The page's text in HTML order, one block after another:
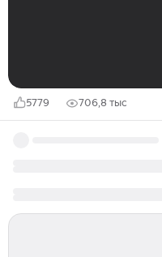
5779 706,8 тыс